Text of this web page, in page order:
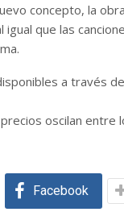
concepto, la
igual que las
a través
oscilan entre
Facebook